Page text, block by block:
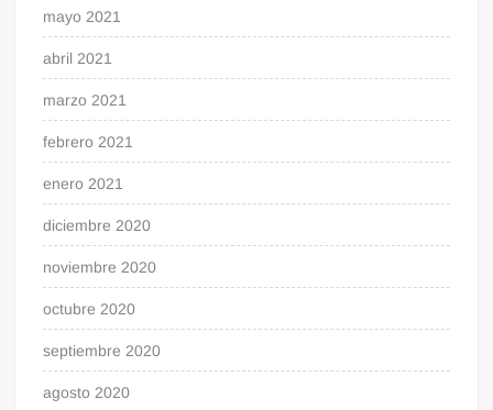
mayo 2021
abril 2021
marzo 2021
febrero 2021
enero 2021
diciembre 2020
noviembre 2020
octubre 2020
septiembre 2020
agosto 2020